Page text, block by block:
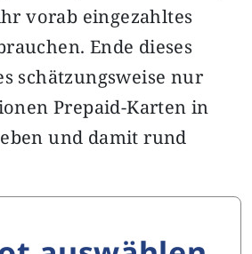
vorab eingezahltes
Ende dieses
schätzungsweise nur
Prepaid-Karten in
und damit rund